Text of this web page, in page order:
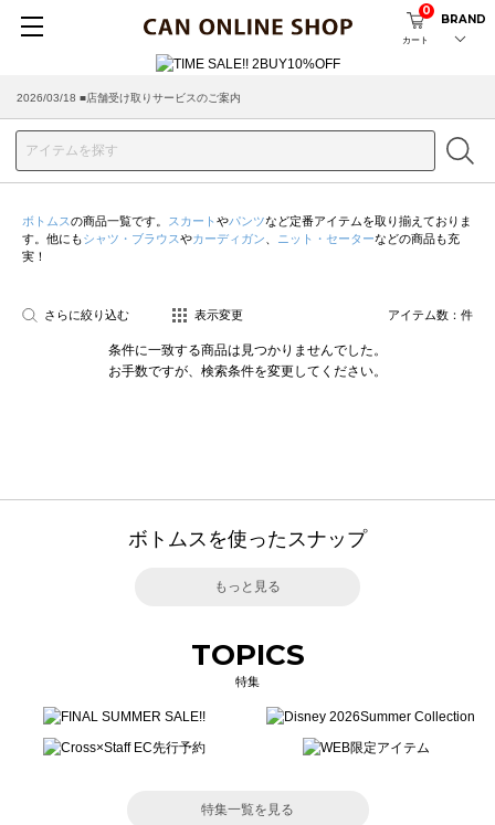
カート
0
BRAND
2026/03/18 ■店舗受け取りサービスのご案内
ボトムスの商品一覧です。 スカート やパンツなど定番アイテムを取り揃えておりま
す。他にもシャツ・ブラウスやカーディガン ニット・セーターなどの商品も充
実！
さらに絞り込む 表示変更 アイテム数： 件
条件に一致する商品は見つかりませんでした。
お手数ですが、検索条件を変更してください。
ボトムスを使ったスナップ
もっと見る
TOPICS
特集
特集一覧を見る